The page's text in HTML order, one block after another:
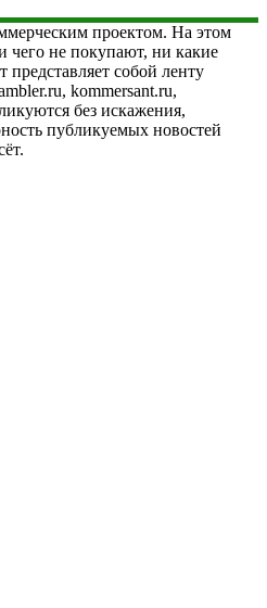
проектом. На этом
чего не покупают, ни какие
собой ленту
kommersant.ru,
без искажения,
публикуемых новостей